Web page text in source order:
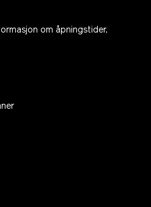
om åpningstider,